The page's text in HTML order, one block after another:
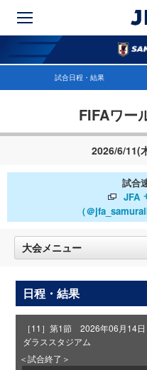
試合日程・結果
FIFAワー
2026/6/11(
試合
JFA
（＠
大会メニュー
日程・結果
［11］第1節 2026年06月14
ダラススタジアム
＜試合終了＞